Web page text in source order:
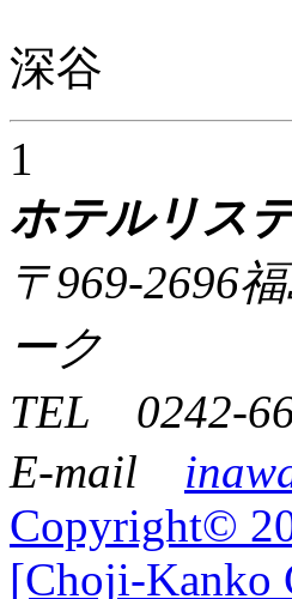
深谷
1
ホテルリス
〒969-2696
ーク
TEL 0242-
E-mail
Copyright©
[Choji-Kanko